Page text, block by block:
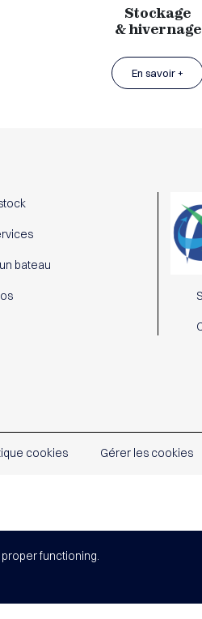
Stockage
& hivernage
En savoir +
bateau
cookies Gérer les cookies
functioning.